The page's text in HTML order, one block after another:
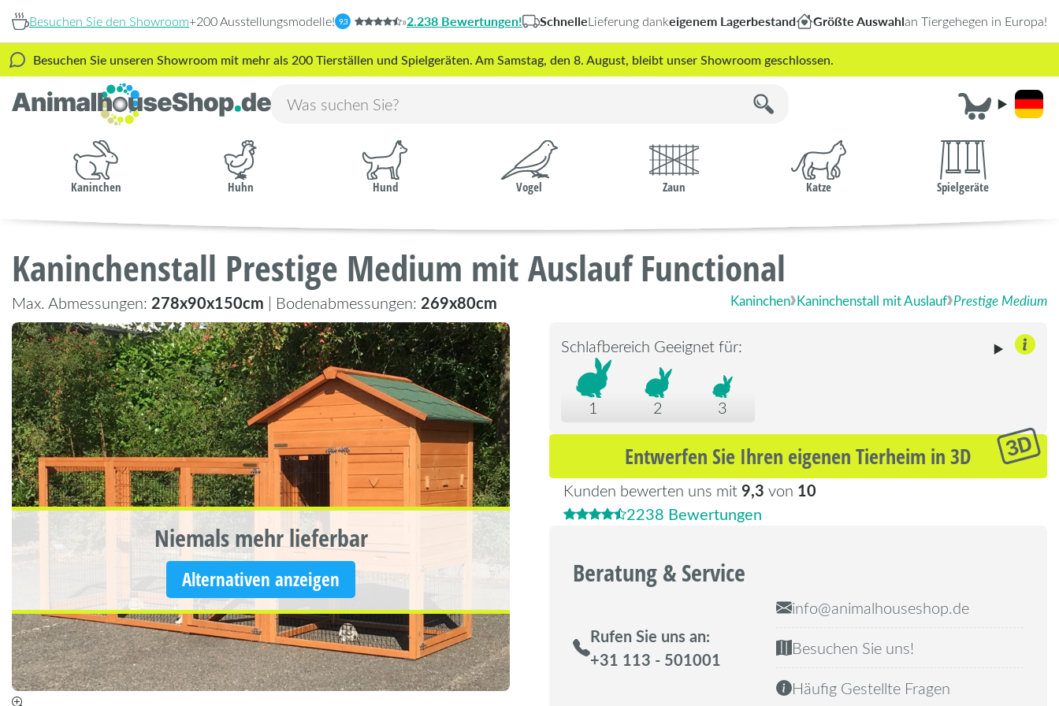
Besuchen Sie den Showroom+200 Ausstellungsmodelle! 9,3 »2.238 Bewertungen! SchnelleLieferung dankeigenem Lagerbestand Größte Auswahlan Tiergehegen in Europa!
Besuchen Sie unseren Showroom mit mehr als 200 Tierställen und Spielgeräten. Am Samstag, den 8. August, bleibt unser Showroom geschlossen.
Kaninchen Huhn Hund Vogel Zaun Katze Spielgeräte
Kaninchenstall Prestige Medium mit Auslauf Functional
Max. Abmessungen: 278x90x150cm | Bodenabmessungen: 269x80cm Kaninchen Kaninchenstall mit Auslauf Prestige Medium
Niemals mehr lieferbar
Alternativen anzeigen
Schlafbereich Geeignet für:
1 2 3
Entwerfen Sie Ihren eigenen Tierheim in 3D
Kunden bewerten uns mit9,3 von 10
2238 Bewertungen
Beratung & Service
Rufen Sie uns an:
+31 113 - 501001
info@animalhouseshop.de
Besuchen Sie uns!
Häufig Gestellte Fragen